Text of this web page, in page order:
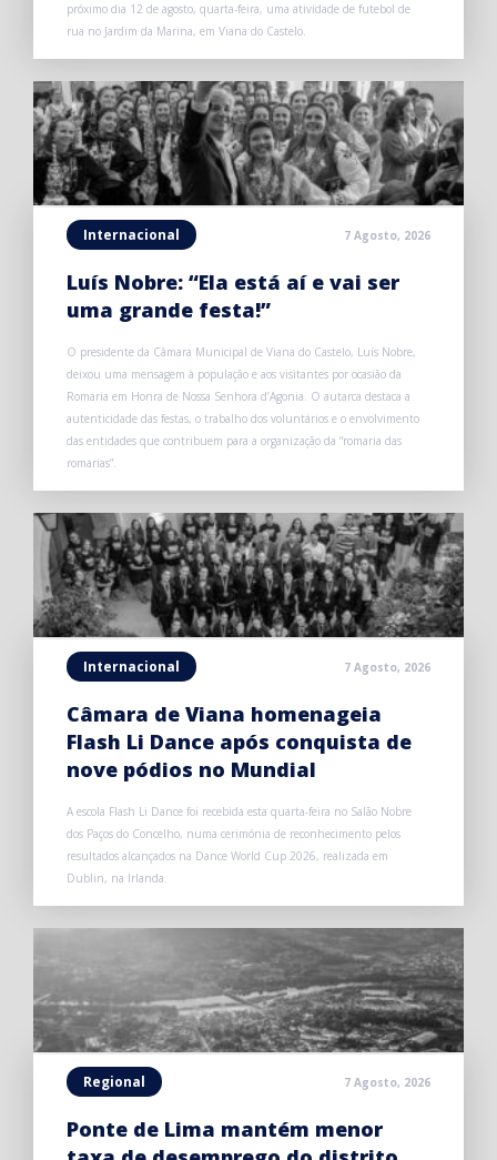
próximo dia 12 de agosto, quarta-feira, uma atividade de futebol de
rua no Jardim da Marina, em Viana do Castelo.
Internacional 7 Agosto, 2026
Luís Nobre: “Ela está aí e vai ser
uma grande festa!”
O presidente da Câmara Municipal de Viana do Castelo, Luís Nobre,
deixou uma mensagem à população e aos visitantes por ocasião da
Romaria em Honra de Nossa Senhora d’Agonia. O autarca destaca a
autenticidade das festas, o trabalho dos voluntários e o envolvimento
das entidades que contribuem para a organização da “romaria das
romarias”.
Internacional 7 Agosto, 2026
Câmara de Viana homenageia
Flash Li Dance após conquista de
nove pódios no Mundial
A escola Flash Li Dance foi recebida esta quarta-feira no Salão Nobre
dos Paços do Concelho, numa cerimónia de reconhecimento pelos
resultados alcançados na Dance World Cup 2026, realizada em
Dublin, na Irlanda.
Regional 7 Agosto, 2026
Ponte de Lima mantém menor